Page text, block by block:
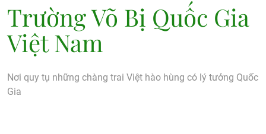
Trường Võ Bị Quốc Gia
Việt Nam
Nơi quy tụ những chàng trai Việt hào hùng có lý tưởng Quốc
Gia